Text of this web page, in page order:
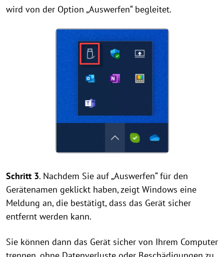
wird von der Option „Auswerfen“ begleitet.
Schritt 3. Nachdem Sie auf „Auswerfen“ für den
Gerätenamen geklickt haben, zeigt Windows eine
Meldung an, die bestätigt, dass das Gerät sicher
entfernt werden kann.
Sie können dann das Gerät sicher von Ihrem Computer